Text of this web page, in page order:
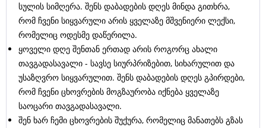
სულის სიმღერა. შენს დაბადების დღეს მინდა გითხრა,
რომ ჩვენი სიყვარული არის ყველაზე მშვენიერი ლექსი,
რომელიც ოდესმე დაწერილა.
ყოველი დღე შენთან ერთად არის როგორც ახალი
თავგადასავალი - სავსე სიურპრიზებით, სიხარულით და
უსაზღვრო სიყვარულით. შენს დაბადების დღეს გპირდები,
რომ ჩვენი ცხოვრების მოგზაურობა იქნება ყველაზე
საოცარი თავგადასავალი.
შენ ხარ ჩემი ცხოვრების შუქურა, რომელიც მანათებს გზას